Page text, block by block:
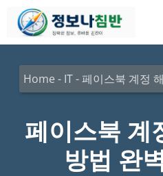
Home - IT-페이스북 계정
페이스북 계
방법 완